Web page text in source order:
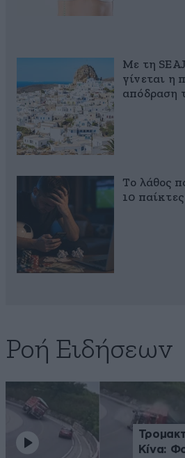
Με τη
γίνεται η
απόδραση
Το λάθος
10
Ροή Ειδήσεων
Κίνα: